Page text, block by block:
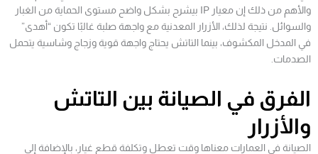
والأهم من ذلك إن معيار IP بيشرح بشكل واضح مستوى الحماية من الغبار
والسوائل. نتيجة لذلك، الأزرار المعدنية مع واجهة صلبة غالبًا تكون “أهدى”
في المدخل المكشوف، بينما التاتش يحتاج واجهة قوية وزجاج وشاسية يتحمل
الصدمات.
الفرق في الصيانة بين التاتش
والأزرار
الصيانة في العمارات معناها وقت تعطل وتكلفة قطع غيار، بالإضافة إلى